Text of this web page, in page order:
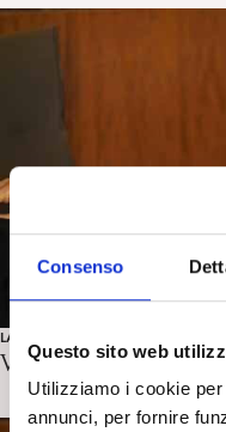
Consenso
Questo sito web
Utilizziamo i cookie
annunci, per fornire
LA VOCE DEGLI PSICOANALISTI
VideoIntervista a